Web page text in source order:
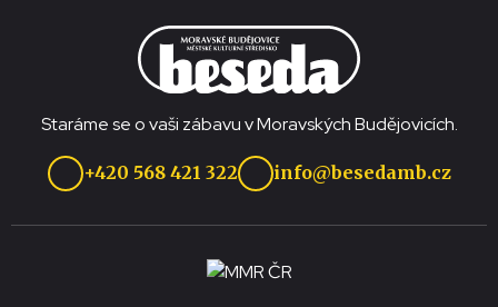
Staráme se o vaši zábavu v Moravských Budějovicích.
+420 568 421 322 info@besedamb.cz